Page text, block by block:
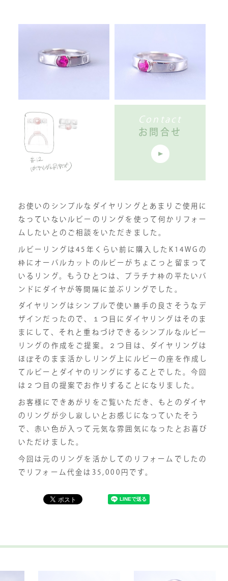
お使いのシンプルなダイヤリングとあまりご使用に
なっていないルビーのリングを使って何かリフォー
ムしたいとのご相談をいただきました。
ルビーリングは45年くらい前に購入したK14WGの
枠にオーバルカットのルビーがちょこっと留まって
いるリング。もうひとつは、プラチナ枠の平たいバ
ンドにダイヤが等間隔に並ぶリングでした。
ダイヤリングはシンプルで使い勝手の良さそうなデ
ザインだったので、１つ目にダイヤリングはそのま
まにして、それと重ねづけできるシンプルなルビー
リングの作成をご提案。２つ目は、ダイヤリングは
ほぼそのまま活かしリング上にルビーの座を作成し
てルビーとダイヤのリングにすることでした。今回
は２つ目の提案でお作りすることになりました。
お客様にできあがりをご覧いただき、もとのダイヤ
のリングが少し寂しいとお感じになっていたそう
で、赤い色が入って元気な雰囲気になったとお喜び
いただけました。
今回は元のリングを活かしてのリフォームでしたの
でリフォーム代金は35,000円です。
Contact
お問合せ